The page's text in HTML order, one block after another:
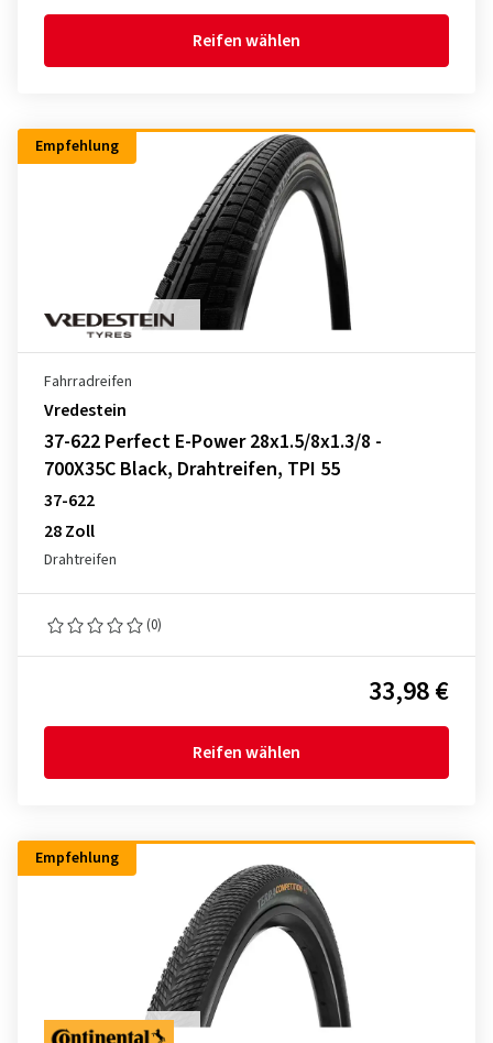
Reifen wählen
Empfehlung
Fahrradreifen
Vredestein
37-622 Perfect E-Power 28x1.5/8x1.3/8 -
700X35C Black, Drahtreifen, TPI 55
37-622
28 Zoll
Drahtreifen
(0)
33,98 €
Reifen wählen
Empfehlung